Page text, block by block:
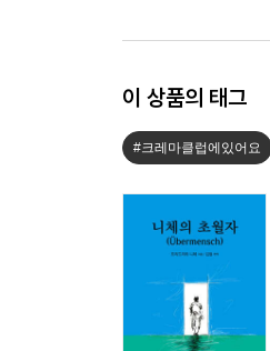
이 상품의 태그
#크레마클럽에있어요